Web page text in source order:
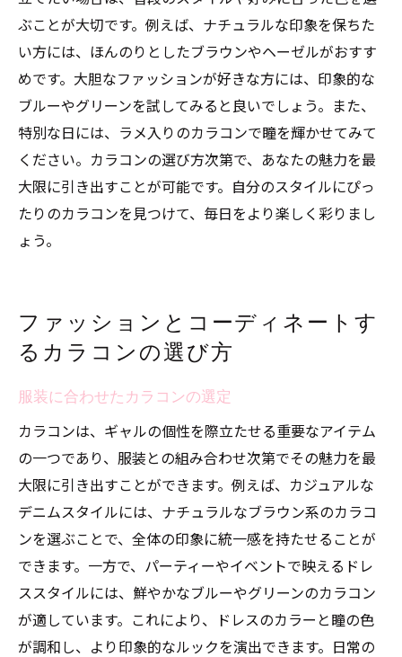
ぶことが大切です。例えば、ナチュラルな印象を保ちた
い方には、ほんのりとしたブラウンやヘーゼルがおすす
めです。大胆なファッションが好きな方には、印象的な
ブルーやグリーンを試してみると良いでしょう。また、
特別な日には、ラメ入りのカラコンで瞳を輝かせてみて
ください。カラコンの選び方次第で、あなたの魅力を最
大限に引き出すことが可能です。自分のスタイルにぴっ
たりのカラコンを見つけて、毎日をより楽しく彩りまし
ょう。
ファッションとコーディネートす
るカラコンの選び方
服装に合わせたカラコンの選定
カラコンは、ギャルの個性を際立たせる重要なアイテム
の一つであり、服装との組み合わせ次第でその魅力を最
大限に引き出すことができます。例えば、カジュアルな
デニムスタイルには、ナチュラルなブラウン系のカラコ
ンを選ぶことで、全体の印象に統一感を持たせることが
できます。一方で、パーティーやイベントで映えるドレ
ススタイルには、鮮やかなブルーやグリーンのカラコン
が適しています。これにより、ドレスのカラーと瞳の色
が調和し、より印象的なルックを演出できます。日常の